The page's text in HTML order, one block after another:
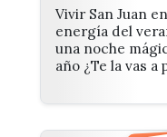
Vivir San Juan
energía del
una noche
año ¿Te la vas a